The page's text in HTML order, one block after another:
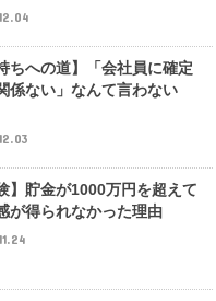
ちへの道】「会社員に確定
係ない」なんて言わない
】貯金が1000万円を超えて
が得られなかった理由